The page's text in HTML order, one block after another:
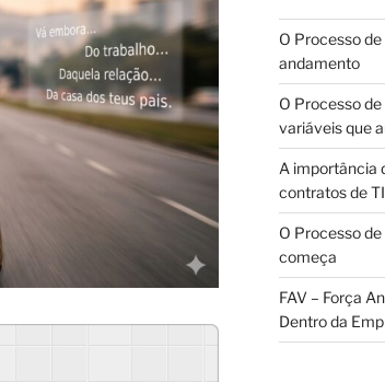
O Processo
andamento
O Processo
variáveis que
A importância
contratos de TI
O Processo
começa
FAV – Força
Dentro da